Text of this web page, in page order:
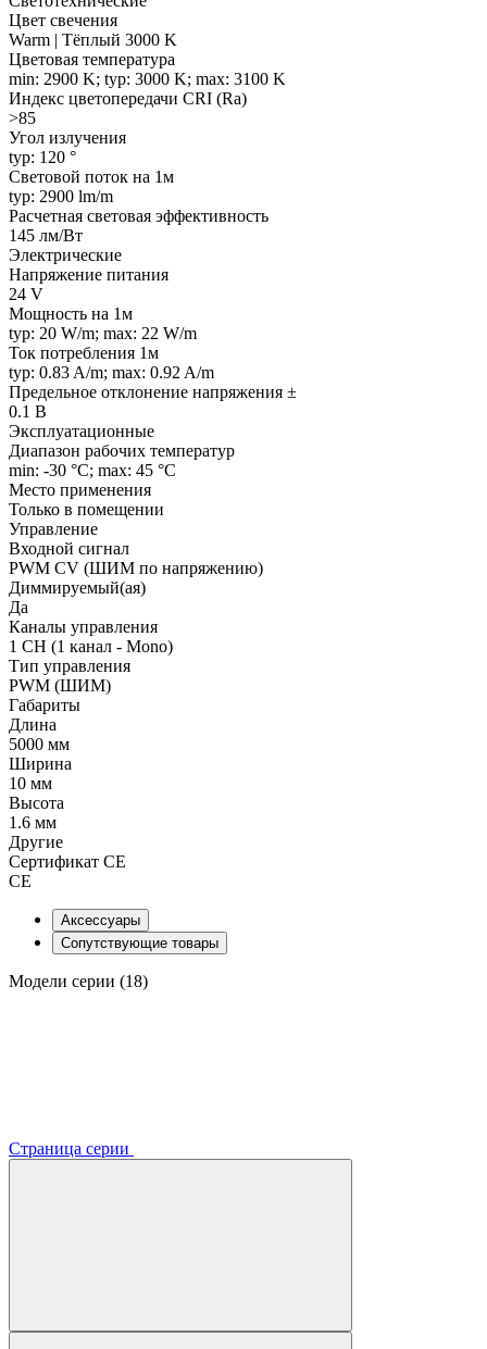
Цвет свечения
Warm | Тёплый 3000 K
Цветовая температура
min: 2900 K; typ: 3000 K; max: 3100 K
Индекс цветопередачи CRI (Ra)
>85
Угол излучения
typ: 120 °
Световой поток на 1м
typ: 2900 lm/m
Расчетная световая эффективность
145 лм/Вт
Электрические
Напряжение питания
24 V
Мощность на 1м
typ: 20 W/m; max: 22 W/m
Ток потребления 1м
typ: 0.83 A/m; max: 0.92 A/m
Предельное отклонение напряжения ±
0.1 В
Эксплуатационные
Диапазон рабочих температур
min: -30 °C; max: 45 °C
Место применения
Только в помещении
Управление
Входной сигнал
PWM СV (ШИМ по напряжению)
Диммируемый(ая)
Да
Каналы управления
1 CH (1 канал - Mono)
Тип управления
PWM (ШИМ)
Габариты
Длина
5000 мм
Ширина
10 мм
Высота
1.6 мм
Другие
Сертификат CE
CE
Аксессуары
Сопутствующие товары
Модели серии (18)
Страница серии